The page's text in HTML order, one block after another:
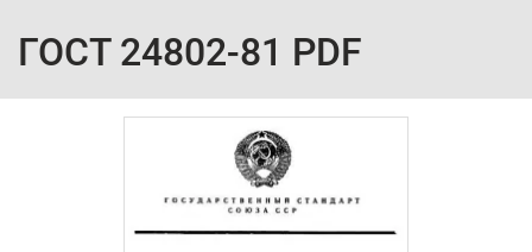
ГОСТ 24802-81 PDF